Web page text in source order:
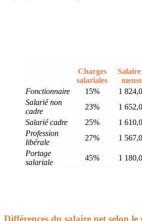
Charges
salariales
Fonctionnaire
15% 1
Salarié non
cadre
23% 1
Salarié cadre
25% 1
Profession
libérale
27% 1
Portage
salariale
45% 1
Différences du salaire net selon le